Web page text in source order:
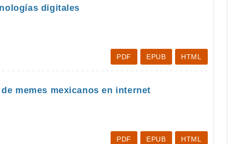
digitales
PDF
EPUB HTML
memes mexicanos en internet
PDF
EPUB HTML